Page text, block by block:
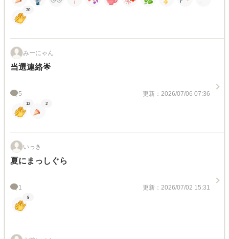
30
みーにゃん
当選連絡🌟
5 更新：2026/07/06 07:36
12 2
いっき
夏にまっしぐら
1 更新：2026/07/02 15:31
9